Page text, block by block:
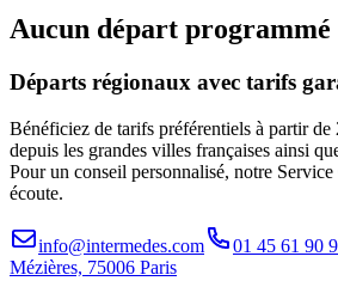
Aucun départ programmé
Départs régionaux avec tarifs
Bénéficiez de tarifs préférentiels à partir de
depuis les grandes villes françaises ainsi
Pour un conseil personnalisé, notre
écoute.
info@intermedes.com 01 45 61 90
Mézières, 75006 Paris